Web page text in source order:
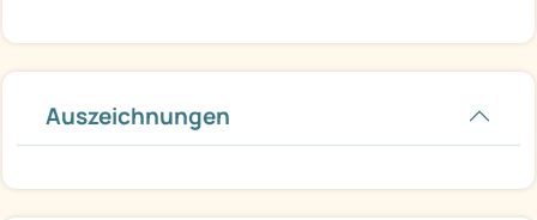
Auszeichnungen